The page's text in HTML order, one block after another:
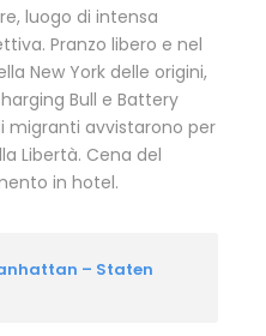
luogo di intensa
Pranzo libero e nel
New York delle origini,
Bull e Battery
migranti avvistarono per
Libertà. Cena del
in hotel.
– Staten